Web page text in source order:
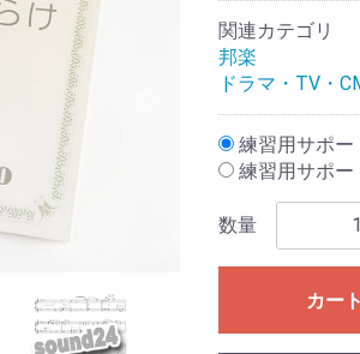
関連カテゴリ
邦楽
ドラマ・TV・
練習用サポー
練習用サポー
数量
カー